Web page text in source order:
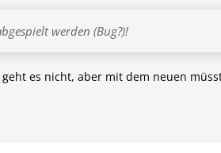
werden (Bug?)!
es nicht, aber mit dem neuen